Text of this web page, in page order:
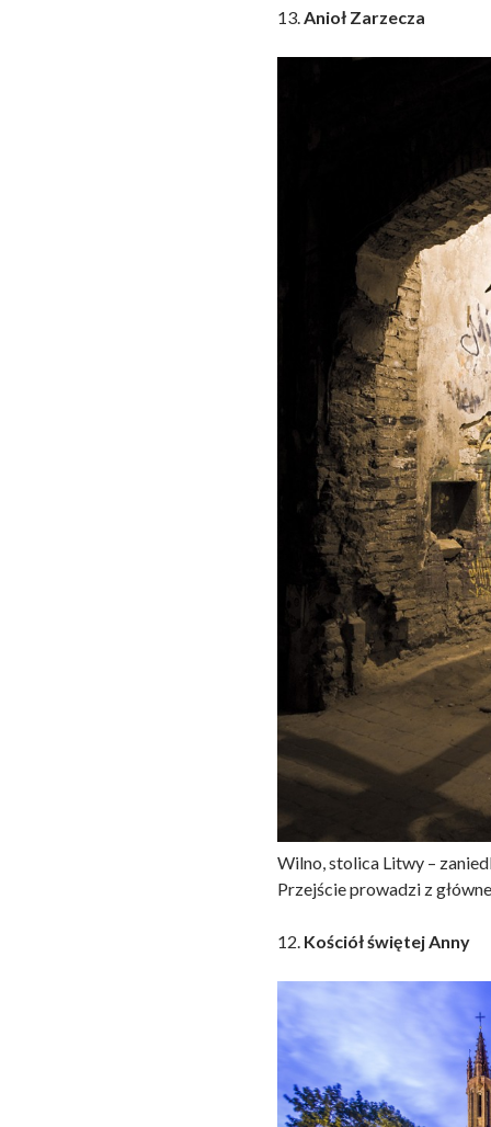
13.Anioł Zarzecza
Wilno, stolica Litwy –
Przejście prowadzi z
12. Kościół świętej Anny